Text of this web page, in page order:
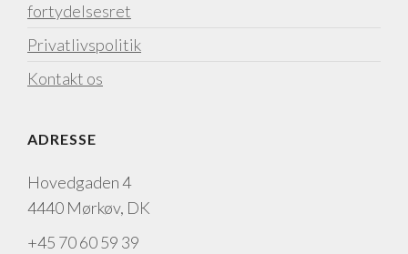
fortydelsesret
Privatlivspolitik
Kontakt os
ADRESSE
Hovedgaden 4
4440 Mørkøv, DK
+45 70 60 59 39